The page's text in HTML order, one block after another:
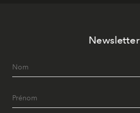
Newsletter